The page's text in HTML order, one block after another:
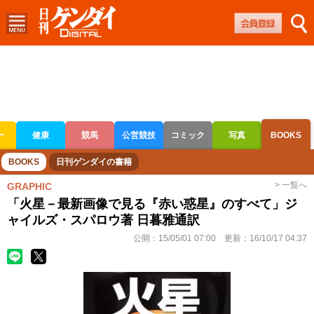
健康 競馬 公営競技 コミック 写真 BOOKS
ボートレース 競輪 オートレース
BOOKS 日刊ゲンダイの書籍
GRAPHIC > 一覧へ
「火星－最新画像で見る『赤い惑星』のすべて」ジ
ャイルズ・スパロウ著 日暮雅通訳
公開： 15/05/01 07:00 更新： 16/10/17 04:37